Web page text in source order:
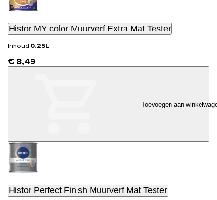
Histor MY color Muurverf Extra Mat Tester
Inhoud:0.25L
€ 8,49
Toevoegen aan
Histor Perfect Finish Muurverf Mat Tester